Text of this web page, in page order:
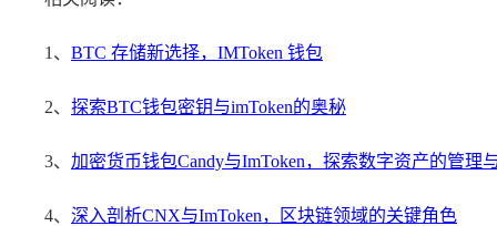
1、 BTC 存储新选择，IMToken 钱包
2、 探索BTC钱包密钥与imToken的奥秘
3、 加密货币钱包Candy与ImToken，探索数字资产的管理
4、 深入剖析CNX与ImToken，区块链领域的关键角色